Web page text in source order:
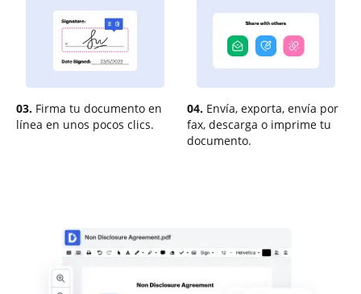
03. Firma tu documento en
línea en unos pocos clics.
04. Envía, exporta, envía por
fax, descarga o imprime tu
documento.